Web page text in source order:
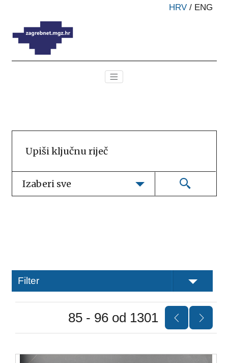
HRV / ENG
Izaberi sve
Filter
85 - 96 od 1301